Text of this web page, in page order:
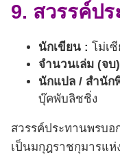
9. สวรรค์ป
นักเขียน : โม่เ
จำนวนเล่ม (จบ
นักแปล / สำนัก
บุ๊คพับลิชชิ่ง
สวรรค์ประทานพรบอ
เป็นมกุฎราชกุมารแห่